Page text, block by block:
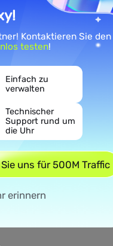
Daten ab, um die
Verständnis des E-
Sie Anzeigen
für
durch.
Kontaktieren Sie den
testen!
Einfach zu
verwalten
Technischer
Support rund um
die Uhr
uns für 500M
erinnern